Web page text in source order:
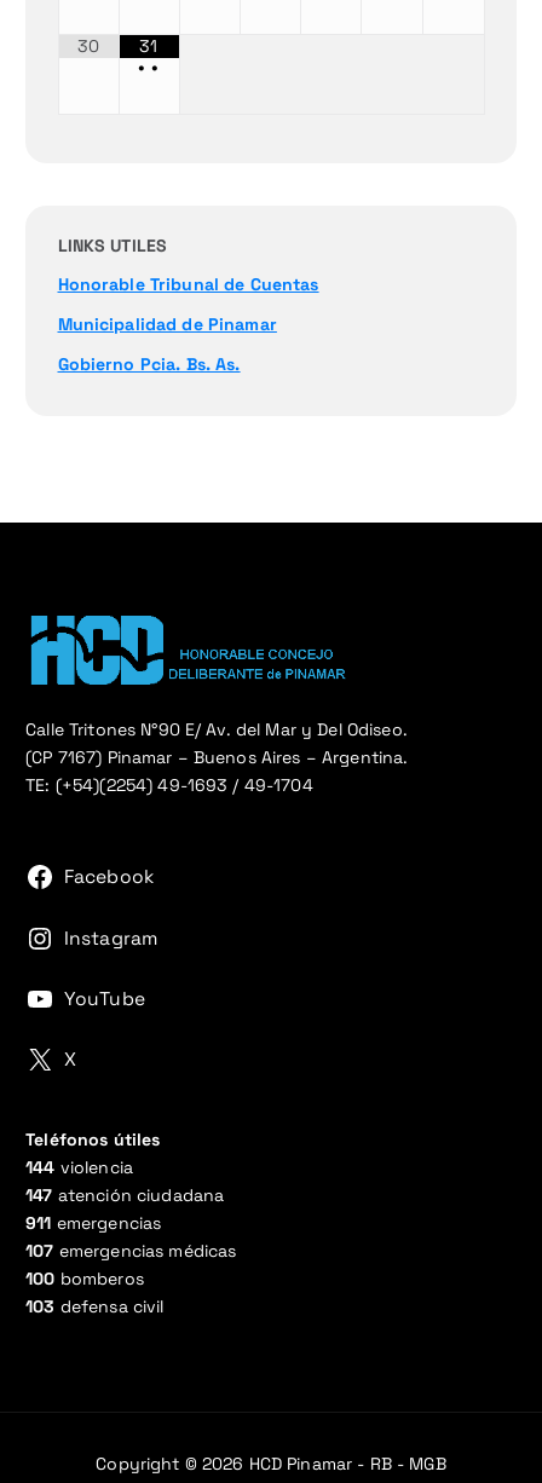
30
31
••
LINKS UTILES
Honorable Tribunal de Cuentas
Municipalidad de Pinamar
Gobierno Pcia. Bs. As.
Calle Tritones N°90 E/ Av. del Mar y Del Odiseo.
(CP 7167) Pinamar – Buenos Aires – Argentina.
TE: (+54)(2254) 49-1693 / 49-1704
Facebook
Instagram
YouTube
X
Teléfonos útiles
144 violencia
147 atención ciudadana
911 emergencias
107 emergencias médicas
100 bomberos
103 defensa civil
Copyright © 2026 HCD Pinamar - RB - MGB